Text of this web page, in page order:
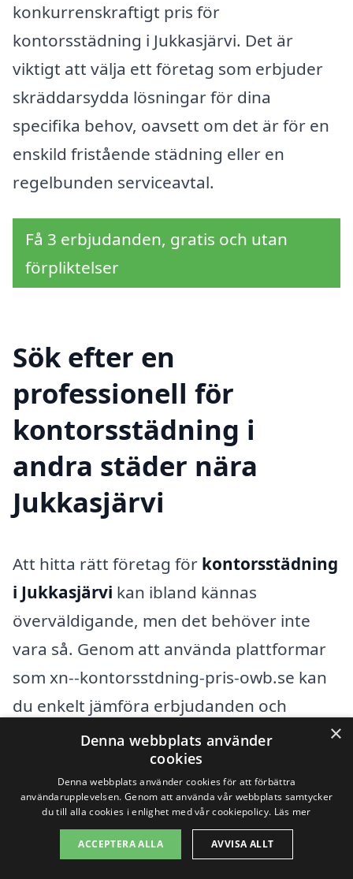
konkurrenskraftigt pris för
kontorsstädning i Jukkasjärvi. Det är
viktigt att välja ett företag som erbjuder
skräddarsydda lösningar för dina
specifika behov, oavsett om det är för en
enskild fristående städning eller en
regelbunden serviceavtal.
Få 3 erbjudanden, gratis och utan
förpliktelser
Sök efter en
professionell för
kontorsstädning i
andra städer nära
Jukkasjärvi
Att hitta rätt företag för kontorsstädning
i Jukkasjärvi kan ibland kännas
överväldigande, men det behöver inte
vara så. Genom att använda plattformar
som xn--kontorsstdning-pris-owb.se kan
du enkelt jämföra erbjudanden och
tjänster från olika städföretag i området.
Det är viktigt att få hjälp från proffs som
kan garantera att ditt kontor hålls rent
och fräscht, vilket också kan påverka
arbetsmiljön positivt.
×
Denna webbplats använder
cookies
Denna webbplats använder cookies för att förbättra
användarupplevelsen. Genom att använda vår webbplats samtycker
du till alla cookies i enlighet med vår cookiepolicy. Läs mer
ACCEPTERA ALLA AVVISA ALLT